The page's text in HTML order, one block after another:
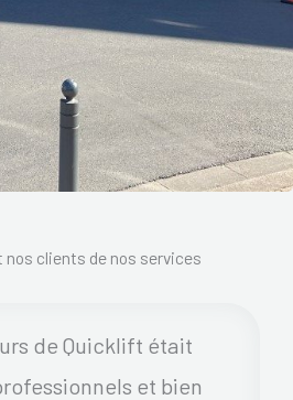
nos clients de nos services
de Quicklift était
et bien